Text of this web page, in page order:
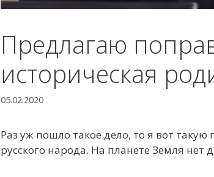
Предлагаю
историческая
05.02.2020
Раз уж пошло такое дело, то я вот
русского народа. На планете Земля нет